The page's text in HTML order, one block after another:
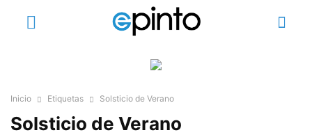
Inicio Etiquetas Solsticio de Verano
Solsticio de Verano